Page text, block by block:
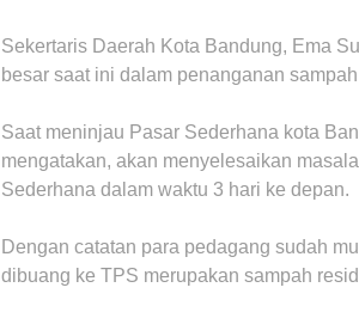
Sekertaris Daerah Kota Bandung, Ema
besar saat ini dalam penanganan
Saat meninjau Pasar Sederhana kota
mengatakan, akan menyelesaikan
Sederhana dalam waktu 3 hari ke depan.
Dengan catatan para pedagang sudah
dibuang ke TPS merupakan sampah